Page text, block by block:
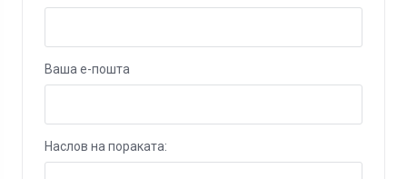
Ваша е-пошта
Наслов на пораката: